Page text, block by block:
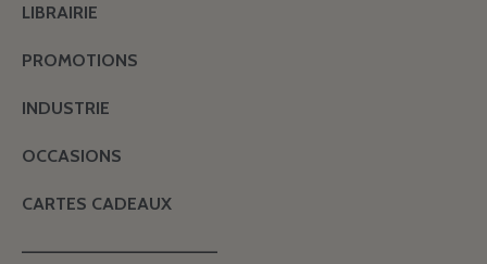
LIBRAIRIE
PROMOTIONS
INDUSTRIE
OCCASIONS
CARTES CADEAUX
———————————————